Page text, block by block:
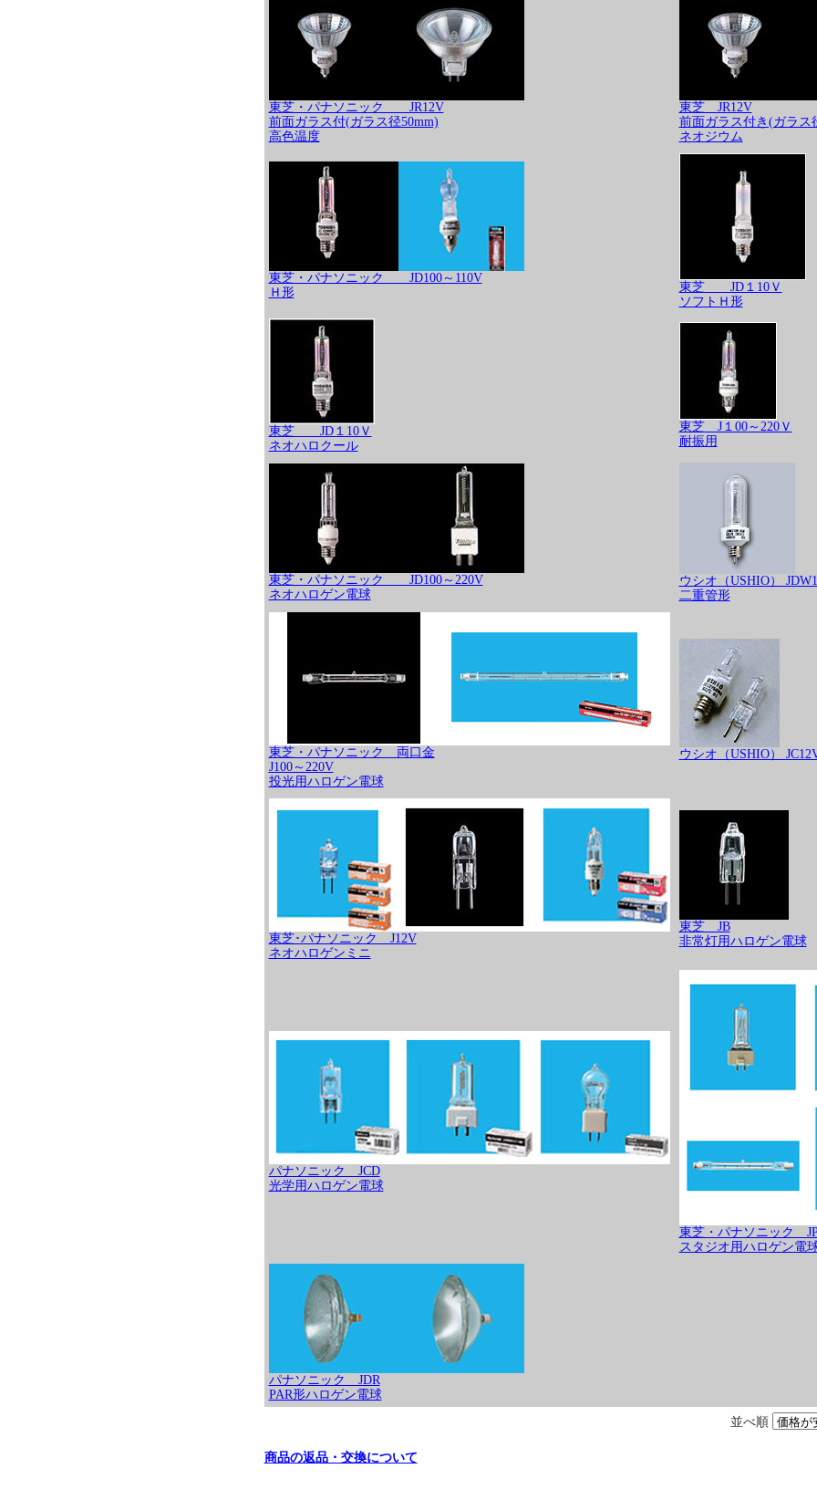
東芝・パナソニック JR12V
前面ガラス付(ガラス径50mm)
高色温度
東芝 JR12V
前面ガラス付き(ガラス
ネオジウム
東芝・パナソニック JD100～110V
Ｈ形
東芝 JD１10Ｖ
ソフトＨ形
東芝 JD１10Ｖ
ネオハロクール
東芝 J１00～220Ｖ
耐振用
東芝・パナソニック JD100～220V
ネオハロゲン電球
ウシオ（USHIO）
二重管形
東芝・パナソニック 両口金
J100～220V
投光用ハロゲン電球
ウシオ（USHIO）
東芝･パナソニック J12V
ネオハロゲンミニ
東芝 JB
非常灯用ハロゲン電球
パナソニック JCD
光学用ハロゲン電球
東芝・パナソニック
スタジオ用ハロゲン電
パナソニック JDR
PAR形ハロゲン電球
並べ順
商品の返品・交換について